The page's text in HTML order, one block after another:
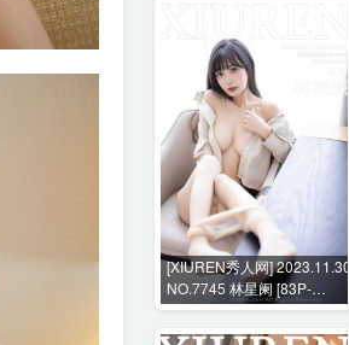
[XIUREN秀人网] 2023.11.30
NO.7745 林星阑 [83P-
613MB]